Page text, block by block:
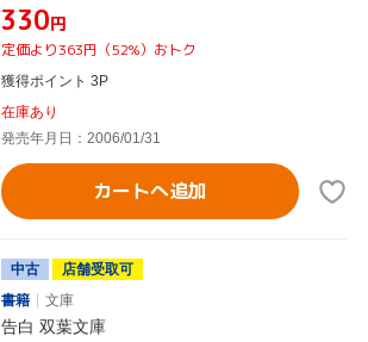
¥330円
定価より363円（52%）おトク
獲得ポイント 3P
在庫あり
発売年月日：2006/01/31
カートへ追加
中古
店舗受取可
書籍
文庫
告白 双葉文庫